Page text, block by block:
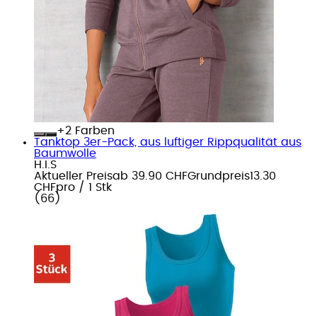
+
Farben
Tanktop 3er-Pack, aus luftiger Rippqualität aus
Baumwolle
H.I.S
Aktueller Preisab 39.90 CHFGrundpreis13.30
CHFpro / 1 Stk
( 66 )